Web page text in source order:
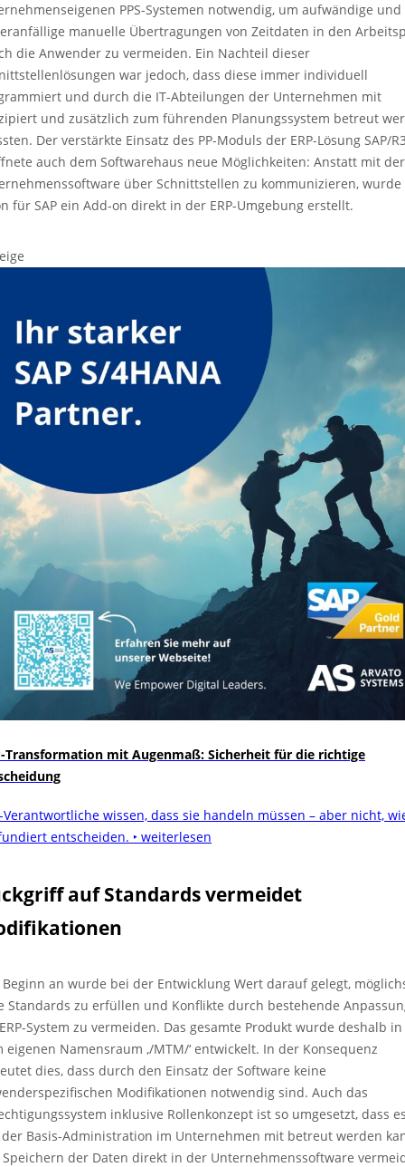
PPS-Systemen notwendig, um aufwändige und
manuelle Übertragungen von Zeitdaten in den
die Anwender zu vermeiden. Ein Nachteil dieser
war jedoch, dass diese immer individuell
und durch die IT-Abteilungen der Unternehmen mit
und zusätzlich zum führenden Planungssystem betreut
Der verstärkte Einsatz des PP-Moduls der ERP-Lösung SAP/
auch dem Softwarehaus neue Möglichkeiten: Anstatt mit der
über Schnittstellen zu kommunizieren,
für SAP ein Add-on direkt in der ERP-Umgebung erstellt.
Transformation mit Augenmaß: Sicherheit für die richtige
Verantwortliche wissen, dass sie handeln müssen – aber nicht,
entscheiden. ‣ weiterlesen
auf Standards vermeidet
Beginn an wurde bei der Entwicklung Wert darauf gelegt,
Standards zu erfüllen und Konflikte durch bestehende
System zu vermeiden. Das gesamte Produkt wurde deshalb in
eigenen Namensraum ‚/MTM/‘ entwickelt. In der Konsequenz
dies, dass durch den Einsatz der Software keine
Modifikationen notwendig sind. Auch das
inklusive Rollenkonzept ist so umgesetzt, dass
Basis-Administration im Unternehmen mit betreut werden
Speichern der Daten direkt in der Unternehmenssoftware